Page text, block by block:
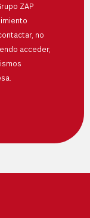
ZAP
no
acceder,